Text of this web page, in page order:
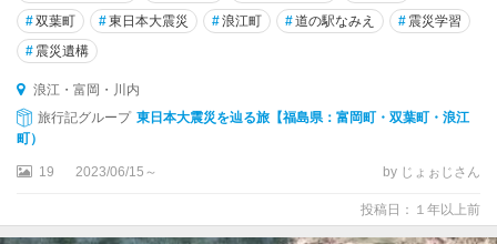
#双葉町 #東日本大震災 #浪江町 #道の駅なみえ # 震災学習
# 震災遺構
浪江・富岡・川内
旅行記グループ 東日本大震災を辿る旅【福島県：富岡町・双葉町・浪江
町）
19 2023/06/15～ by じょぉじさん
投稿日：１年以上前